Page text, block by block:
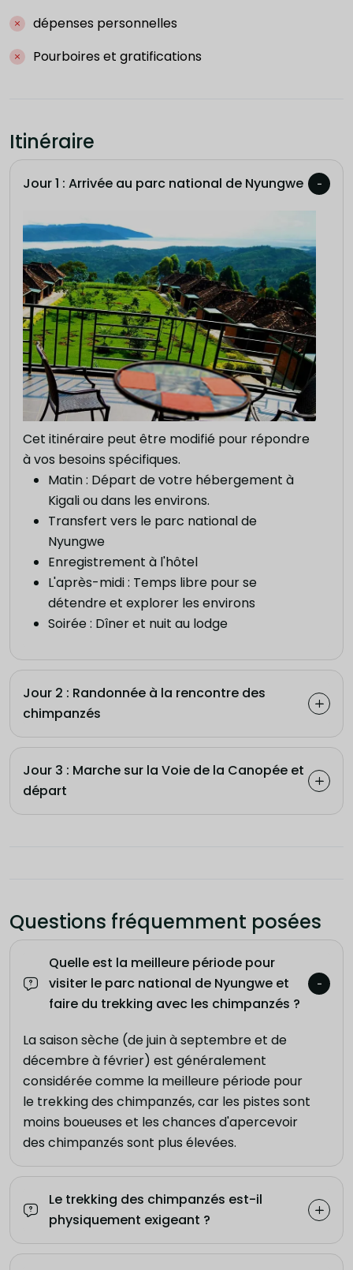
dépenses personnelles
Pourboires et gratifications
Itinéraire
Jour 1 : Arrivée au parc national de Nyungwe
Cet itinéraire peut être modifié pour répondre
à vos besoins spécifiques.
Matin : Départ de votre hébergement à
Kigali ou dans les environs.
Transfert vers le parc national de
Nyungwe
Enregistrement à l'hôtel
L'après-midi : Temps libre pour se
détendre et explorer les environs
Soirée : Dîner et nuit au lodge
Jour 2 : Randonnée à la rencontre des
chimpanzés
Jour 3 : Marche sur la Voie de la Canopée et
départ
Questions fréquemment posées
Quelle est la meilleure période pour
visiter le parc national de Nyungwe et
faire du trekking avec les chimpanzés ?
La saison sèche (de juin à septembre et de
décembre à février) est généralement
considérée comme la meilleure période pour
le trekking des chimpanzés, car les pistes sont
moins boueuses et les chances d'apercevoir
des chimpanzés sont plus élevées.
Le trekking des chimpanzés est-il
physiquement exigeant ?